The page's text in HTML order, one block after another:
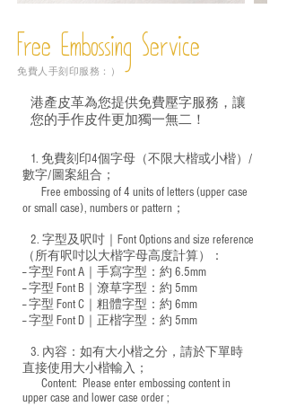
Free Embossing Service
免費人手刻印服務：）
港產皮革為您提供免費壓字服務，讓
您的手作皮件更加獨一無二！
1. 免費刻印4個字母（不限大楷或小楷）/
數字/圖案組合；
Free embossing of 4 units of letters (upper case
or small case), numbers or pattern；
2. 字型及呎吋｜ Font Options and size reference
（所有呎吋以大楷字母高度計算）：
-- 字型 Font A｜手寫字型：約 6.5mm
-- 字型 Font B｜潦草字型： 約 5mm
-- 字型 Font C｜粗體字型：約 6mm
-- 字型 Font D｜正楷字型： 約 5mm
3. 內容：如有大小楷之分，請於下單時
直接使用大小楷輸入；
​ Content: Please enter embossing content in
upper case and lower case order ;